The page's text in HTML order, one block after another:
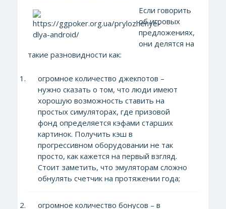
Если говорить
об игровых
предложениях,
они делятся на
такие разновидности как:
огромное количество джекпотов –
нужно сказать о том, что люди имеют
хорошую возможность ставить на
простых симуляторах, где призовой
фонд определяется кэфами старших
картинок. Получить кэш в
прогрессивном оборудовании не так
просто, как кажется на первый взгляд.
Стоит заметить, что эмуляторам сложно
обнулять счетчик на протяжении года;
огромное количество бонусов – в